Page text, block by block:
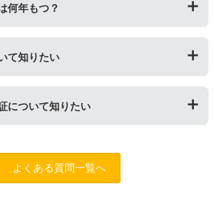
店でテストしておりません。万が一動作
。また互換インクカートリッジには「
ふ
設けております。商品はご購入から１年
リンタ―についてもプリンターご購入か
れば保証の適用が可能です。
何年もつ？
ていただいておりますので、可能な限り
い切っていただくようお願いいたしま
の際は直射日光の当たらない冷暗所での
たします。
て知りたい
入日から１年間
した際、サポートスタッフにご相談のう
度です。
ではなく、プリンターの操作方法によっ
もありますので、まずは当店までご相談
について知りたい
ンター本体ご購入日から１年間
原因でトラブルが発生し、サポートスタ
よくある質問一覧へ